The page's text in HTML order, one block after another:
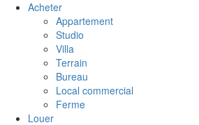
Acheter
Appartement
Studio
Villa
Terrain
Bureau
Local commercial
Ferme
Louer